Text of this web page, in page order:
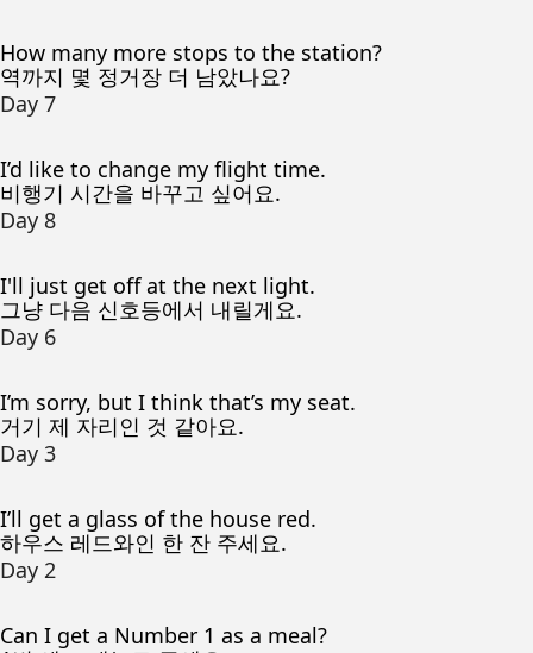
How many more stops to the station?
역까지 몇 정거장 더 남았나요?
Day 7
I’d like to change my flight time.
비행기 시간을 바꾸고 싶어요.
Day 8
I'll just get off at the next light.
그냥 다음 신호등에서 내릴게요.
Day 6
I’m sorry, but I think that’s my seat.
거기 제 자리인 것 같아요.
Day 3
I’ll get a glass of the house red.
하우스 레드와인 한 잔 주세요.
Day 2
Can I get a Number 1 as a meal?